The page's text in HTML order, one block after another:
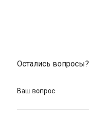
Остались вопросы?
Ваш вопрос